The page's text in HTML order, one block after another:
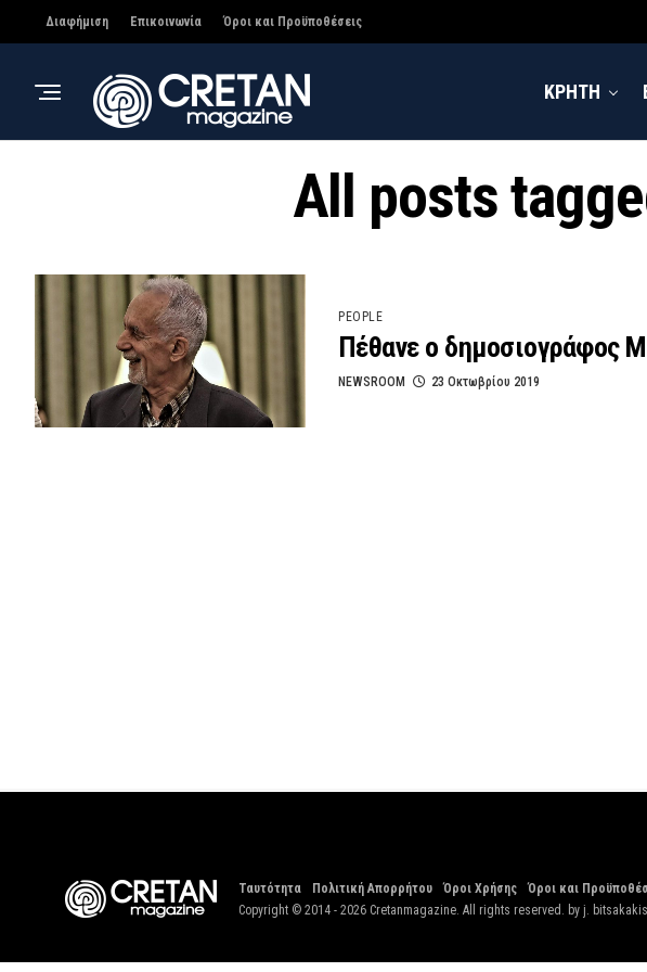
Διαφήμιση Επικοινωνία Όροι και Προϋποθέσεις
ΚΡΗΤΗ
All posts
PEOPLE
Πέθανε ο δημοσιογράφος
NEWSROOM 23 Οκτωβρίου 2019
Ταυτότητα Πολιτική Απορρήτου Όροι Χρήσης
Όροι και
Copyright © 2014 - 2026 Cretanmagazine. All rights reserved. by j. bitsakakis